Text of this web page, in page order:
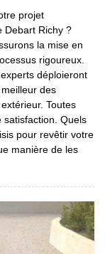
projet
Debart Richy ?
la mise en
rigoureux.
déploieront
des
Toutes
satisfaction. Quels
pour revêtir votre
manière de les